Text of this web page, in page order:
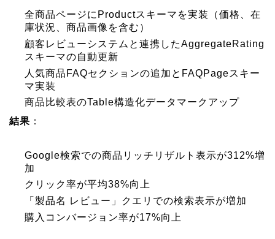
全商品ページにProductスキーマを実装（価格、在
庫状況、商品画像を含む）
顧客レビューシステムと連携したAggregateRating
スキーマの自動更新
人気商品FAQセクションの追加とFAQPageスキー
マ実装
商品比較表のTable構造化データマークアップ
結果 ：
Google検索での商品リッチリザルト表示が312%増
加
クリック率が平均38%向上
「製品名 レビュー」クエリでの検索表示が増加
購入コンバージョン率が17%向上